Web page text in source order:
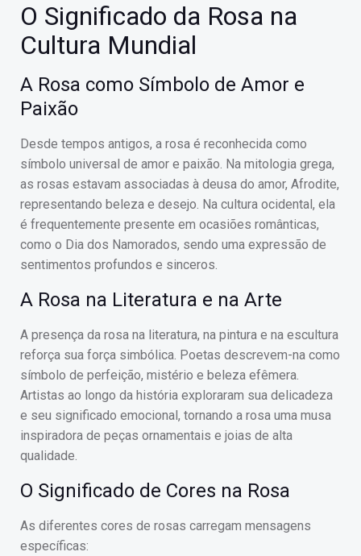
O Significado da Rosa na
Cultura Mundial
A Rosa como Símbolo de Amor e
Paixão
Desde tempos antigos, a rosa é reconhecida como
símbolo universal de amor e paixão. Na mitologia grega,
as rosas estavam associadas à deusa do amor, Afrodite,
representando beleza e desejo. Na cultura ocidental, ela
é frequentemente presente em ocasiões românticas,
como o Dia dos Namorados, sendo uma expressão de
sentimentos profundos e sinceros.
A Rosa na Literatura e na Arte
A presença da rosa na literatura, na pintura e na escultura
reforça sua força simbólica. Poetas descrevem-na como
símbolo de perfeição, mistério e beleza efêmera.
Artistas ao longo da história exploraram sua delicadeza
e seu significado emocional, tornando a rosa uma musa
inspiradora de peças ornamentais e joias de alta
qualidade.
O Significado de Cores na Rosa
As diferentes cores de rosas carregam mensagens
específicas: